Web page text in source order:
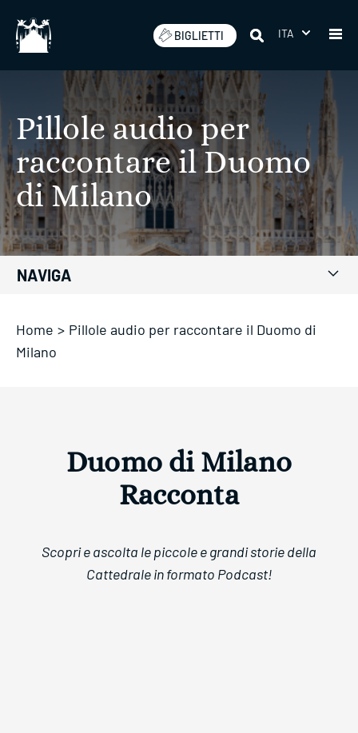
BIGLIETTI ITA
Pillole audio per
raccontare il Duomo
di Milano
NAVIGA
Home > Pillole audio per raccontare il Duomo di
Milano
Duomo di Milano
Racconta
Scopri e ascolta le piccole e grandi storie della
Cattedrale in formato Podcast!